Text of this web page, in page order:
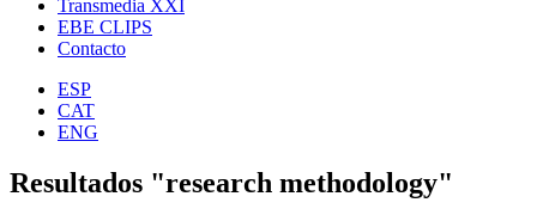
Transmedia XXI
EBE CLIPS
Contacto
ESP
CAT
ENG
Resultados "research methodology"